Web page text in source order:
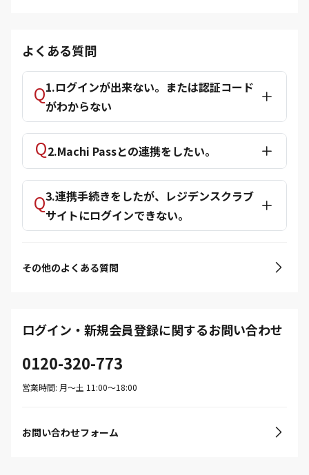
よくある質問
1.ログインが出来ない。または認証コード
がわからない
2.Machi Passとの連携をしたい。
3.連携手続きをしたが、レジデンスクラブ
サイトにログインできない。
その他のよくある質問
ログイン・新規会員登録に関するお問い合わせ
0120-320-773
営業時間: 月〜土 11:00〜18:00
お問い合わせフォーム